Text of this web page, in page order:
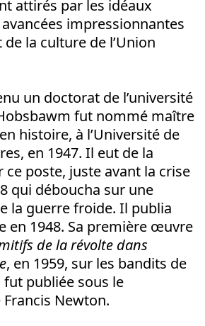
attirés par les idéaux
impressionnantes
de la culture de l’Union
un doctorat de l’université
fut nommé maître
histoire, à l’Université de
en 1947. Il eut de la
ce poste, juste avant la crise
qui déboucha sur une
la guerre froide. Il publia
en 1948. Sa première œuvre
de la révolte dans
, en 1959, sur les bandits de
fut publiée sous le
Newton.